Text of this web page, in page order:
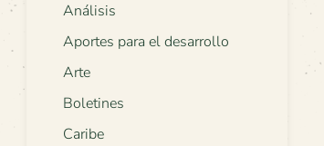
Análisis
Aportes para el desarrollo
Arte
Boletines
Caribe